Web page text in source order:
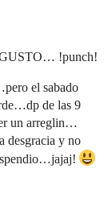
!punch!
el sabado
de las 9
un arreglin…
desgracia y no